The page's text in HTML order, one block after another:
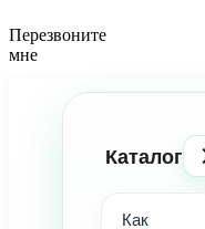
Перезвоните
мне
Каталог
Как